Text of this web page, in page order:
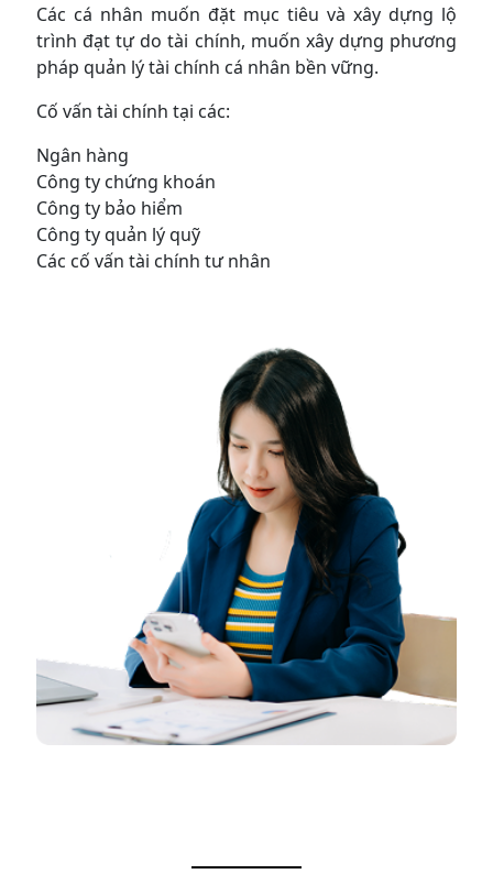
Các cá nhân muốn đặt mục tiêu và xây dựng lộ
trình đạt tự do tài chính, muốn xây dựng phương
pháp quản lý tài chính cá nhân bền vững.
Cố vấn tài chính tại các:
Ngân hàng
Công ty chứng khoán
Công ty bảo hiểm
Công ty quản lý quỹ
Các cố vấn tài chính tư nhân